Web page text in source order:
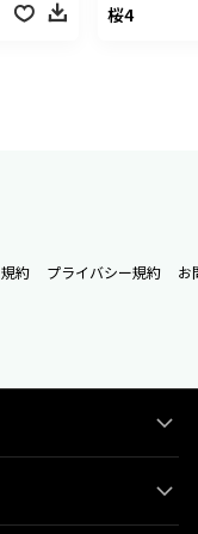
桜4
約 プライバシー規約 お